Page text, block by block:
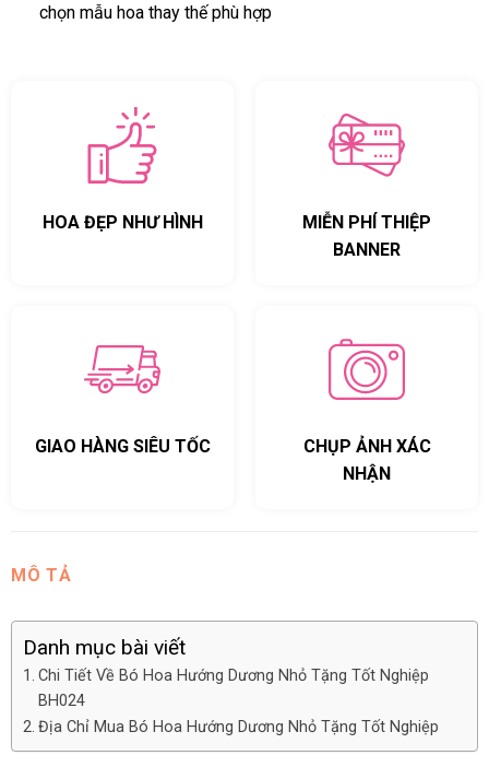
chọn mẫu hoa thay thế phù hợp
HOA ĐẸP NHƯ HÌNH
MIỄN PHÍ THIỆP
BANNER
GIAO HÀNG SIÊU TỐC
CHỤP ẢNH XÁC
NHẬN
MÔ TẢ
Danh mục bài viết
Chi Tiết Về Bó Hoa Hướng Dương Nhỏ Tặng Tốt Nghiệp
BH024
Địa Chỉ Mua Bó Hoa Hướng Dương Nhỏ Tặng Tốt Nghiệp